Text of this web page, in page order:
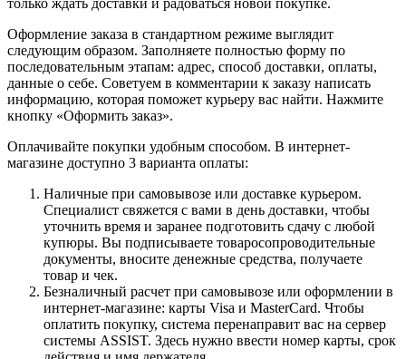
Оформление заказа в стандартном режиме выглядит
следующим образом. Заполняете полностью форму по
последовательным этапам: адрес, способ доставки, оплаты,
данные о себе. Советуем в комментарии к заказу написать
информацию, которая поможет курьеру вас найти. Нажмите
кнопку «Оформить заказ».
Оплачивайте покупки удобным способом. В интернет-
магазине доступно 3 варианта оплаты:
Наличные при самовывозе или доставке курьером.
Специалист свяжется с вами в день доставки, чтобы
уточнить время и заранее подготовить сдачу с любой
купюры. Вы подписываете товаросопроводительные
документы, вносите денежные средства, получаете
товар и чек.
Безналичный расчет при самовывозе или оформлении в
интернет-магазине: карты Visa и MasterCard. Чтобы
оплатить покупку, система перенаправит вас на сервер
системы ASSIST. Здесь нужно ввести номер карты, срок